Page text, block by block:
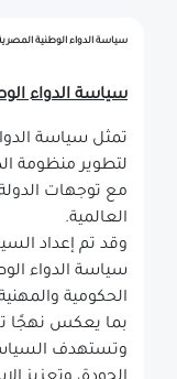
سياسة الدواء الوطنية
سياسة الدواء
تمثل سياسة
لتطوير منظومة
مع توجهات
العالمية.
وقد تم إعداد
سياسة الدواء
الحكومية
بما يعكس نهجًا
وتستهدف